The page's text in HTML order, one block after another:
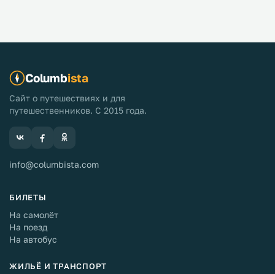
Columbista
Сайт о путешествиях и для
путешественников. С 2015 года.
info@columbista.com
БИЛЕТЫ
На самолёт
На поезд
На автобус
ЖИЛЬЁ И ТРАНСПОРТ